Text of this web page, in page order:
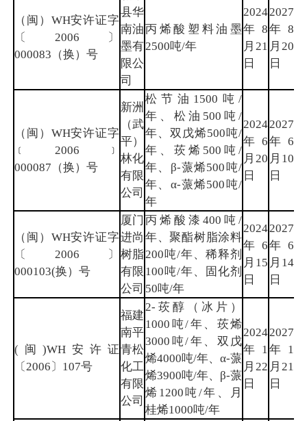
（闽）WH安许证字
〔2006〕
000083（换）号
县华
南油
墨有
限公
司
丙烯酸塑料油墨
2500吨/年
2024
年8
月21
日
2027
年8
月20
日
（闽）WH安许证字
﹝2006﹞
000087（换）号
新洲
（武
平）
林化
有限
公司
松节油1500吨/
年、松油500吨/
年、双戊烯500吨/
年、莰烯500吨/
年、β-蒎烯500吨/
年、α-蒎烯500吨/
年
2024
年6
月20
日
2027
年6
月10
日
（闽）WH安许证字
〔2006〕
000103(换）号
厦门
进尚
树脂
有限
公司
丙烯酸漆400吨/
年、聚酯树脂涂料
200吨/年、稀释剂
100吨/年、固化剂
50吨/年
2024
年6
月15
日
2027
年6
月14
日
(闽)WH安许证
〔2006〕107号
福建
南平
青松
化工
有限
公司
2-莰醇（冰片）
1000吨/年、莰烯
3000吨/年、双戊
烯4000吨/年、α-蒎
烯3900吨/年、β-蒎
烯1200吨/年、月
桂烯1000吨/年
2024
年1
月22
日
2027
年1
月21
日